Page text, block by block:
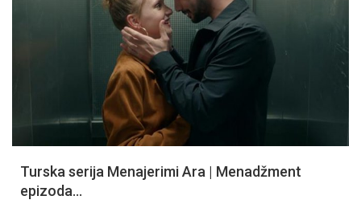
Turska serija Menajerimi Ara | Menadžment
epizoda...